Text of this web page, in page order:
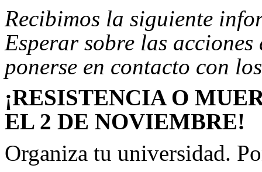
Recibimos la siguiente
Esperar sobre las
ponerse en contacto con
¡RESISTENCIA O
EL 2 DE NOVIEMBRE!
Organiza tu universidad.